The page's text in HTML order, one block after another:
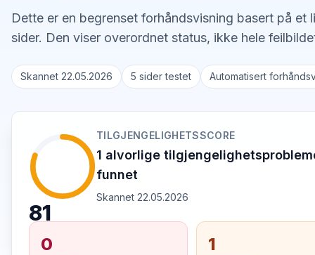
Dette er en begrenset forhåndsvisning basert på et
sider. Den viser overordnet status, ikke hele
Skannet 22.05.2026 5 sider testet Automatisert
81
TILGJENGELIGHETSSCORE
1 alvorlige
funnet
Skannet 22.05.2026
0 1